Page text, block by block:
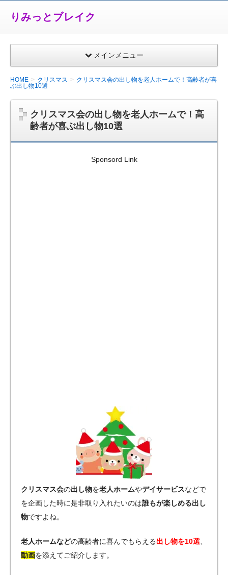
りみっとブレイク
メインメニュー
HOME クリスマス
クリスマス会の出し物を老人ホームで！高齢者が喜
ぶ出し物10選
クリスマス会の出し物を老人ホームで！高
齢者が喜ぶ出し物10選
Sponsord Link
クリスマス会の出し物を老人ホームやデイサービスなどで
を企画した時に是非取り入れたいのは誰もが楽しめる出し
物ですよね。
老人ホームなどの高齢者に喜んでもらえる出し物を10選
動画を添えてご紹介します。